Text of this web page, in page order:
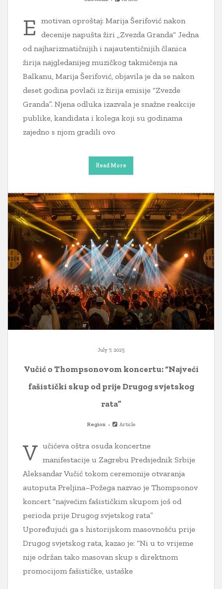
E motivan oproštaj: Marija Šerifović nakon
decenije napušta žiri „Zvezda Granda“ Jedna
od najharizmatičnijih i najautentičnijih članica
žirija najgledanijeg muzičkog takmičenja na
Balkanu, Marija Šerifović, objavila je da se nakon
deset godina povlači iz žirija emisije “Zvezde
Granda”. Njena odluka izazvala je snažne reakcije
publike, kandidata i kolega koji su godinama
zajedno s njom gradili ovo
Read More
July 7, 2025
Vučić o Thompsonovom koncertu: “Najveći
fašistički skup od prije Drugog svjetskog
rata”
Region Article
V učićeva oštra osuda koncertne
manifestacije u Zagrebu Predsjednik Srbije
Aleksandar Vučić tokom ceremonije otvaranja
autoputa Preljina–Požega nazvao je Thompsonov
koncert “najvećim fašističkim skupom još od
perioda prije Drugog svjetskog rata”
Upoređujući ga s historijskom masovnošću prije
Drugog svjetskog rata, kazao je: “Ni u to vrijeme
nije održan tako masovan skup s direktnom
promocijom fašističke, ustaške